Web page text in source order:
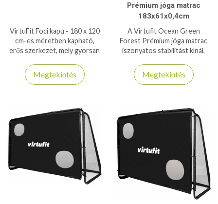
VirtuFit Foci kapu - 180 x 120
cm-es méretben kapható,
erős szerkezet, mely gyorsan
Megtekintés
Prémium jóga matrac
183x61x0,4cm
A Virtufit Ocean Green
Forest Prémium jóga matrac
iszonyatos stabilitást kínál,
vastag - 6P- és latexmentes
Megtekintés